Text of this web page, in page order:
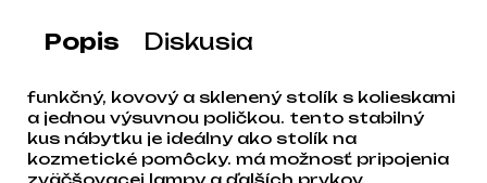
Popis Diskusia
funkčný, kovový a sklenený stolík s kolieskami
a jednou výsuvnou poličkou. tento stabilný
kus nábytku je ideálny ako stolík na
kozmetické pomôcky. má možnosť pripojenia
zväčšovacej lampy a ďalších prvkov.